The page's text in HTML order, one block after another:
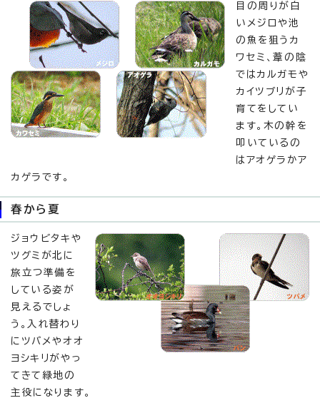
目の周りが白
いメジロや池
の魚を狙うカ
ワセミ、葦の陰
ではカルガモや
カイツブリが子
育てをしてい
ます。木の幹を
叩いているの
はアオゲラかア
カゲラです。
春から夏
ジョウビタキや
ツグミが北に
旅立つ準備を
している姿が
見えるでしょ
う。入れ替わり
にツバメやオオ
ヨシキリがやっ
てきて緑地の
主役になります。